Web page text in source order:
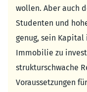
wollen. Aber auch
Studenten und
genug, sein
Immobilie zu
strukturschwache
Voraussetzungen